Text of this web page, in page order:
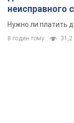
неисправного
вынес
Нужно ли платить
8 годин тому 31,2